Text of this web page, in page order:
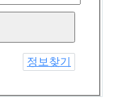
정보찾기